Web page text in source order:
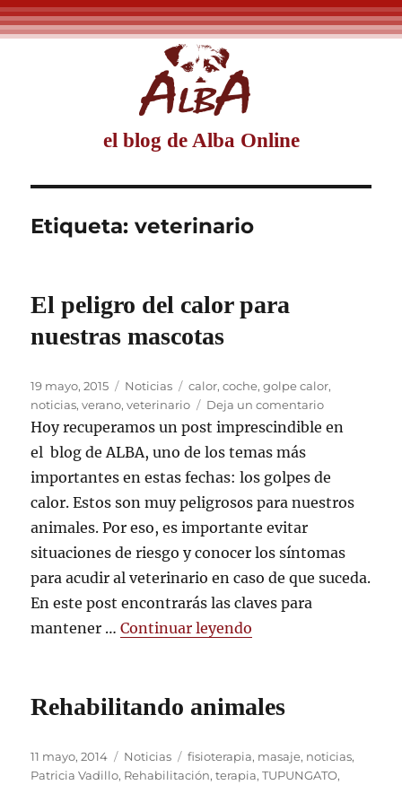
el blog de Alba Online
Etiqueta:veterinario
El peligro del calor para
nuestras mascotas
Publicado
el
19 mayo, 2015 Categorías
Noticias Etiquetas
calor,coche,golpe calor,
noticias,verano,veterinario Deja un comentarioen
El
calor
para
Hoy recuperamos un post imprescindible en
el blog de ALBA, uno de los temas más
importantes en estas fechas: los golpes de
calor. Estos son muy peligrosos para nuestros
animales. Por eso, es importante evitar
situaciones de riesgo y conocer los síntomas
para acudir al veterinario en caso de que suceda.
En este post encontrarás las claves para
mantener …Continuar leyendo
Rehabilitando animales
Publicado
el
11 mayo, 2014 Categorías
Noticias Etiquetas
fisioterapia, masaje, noticias,
Patricia Vadillo, Rehabilitación,terapia,TUPUNGATO,